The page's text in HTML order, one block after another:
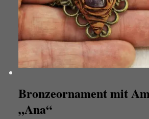
Bronzeornament mit
„Ana“